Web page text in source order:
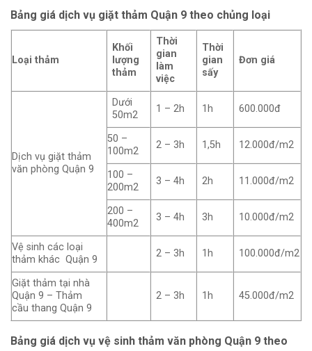
Bảng giá dịch vụ giặt thảm Quận 9 theo chủng loại
Loại thảm
Khối
lượng
thảm
Thời
gian
làm
việc
Thời
gian
sấy
Đơn giá
Dịch vụ giặt thảm
văn phòng Quận 9
Dưới
50m2
1 – 2h 1h 600.000đ
50 –
100m2
2 – 3h 1,5h 12.000đ/m2
100 –
200m2
3 – 4h 2h 11.000đ/m2
200 –
400m2
3 – 4h 3h 10.000đ/m2
Vệ sinh các loại
thảm khác Quận 9
2 – 3h 1h 100.000đ/m2
Giặt thảm tại nhà
Quận 9 – Thảm
cầu thang Quận 9
2 – 3h 1h 45.000đ/m2
Bảng giá dịch vụ vệ sinh thảm văn phòng Quận 9 theo